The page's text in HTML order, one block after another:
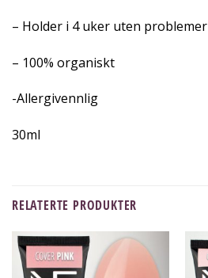
– Holder i 4 uker uten problemer
– 100% organiskt
-Allergivennlig
30ml
RELATERTE PRODUKTER